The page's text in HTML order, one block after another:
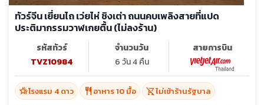
ทัวร์จีน เยี่ยนไถ เว่ยไห่ ชิงเต่า ถนนคบเพลิงสายที่แปด
ประติมากรรมวาฬเกยตื้น (ไม่ลงร้าน)
รหัสทัวร์
TVZ10984
จำนวนวัน
6 วัน 4 คืน
สายการบิน
hotel_classโรงแรม 4 ดาว restaurant อาหาร 10 มื้อ shopping_cart_offไม่เข้าร้านรัฐบาล